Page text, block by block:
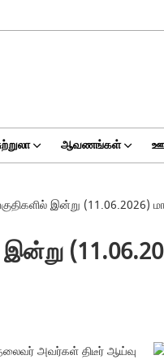
ஆவணங்கள்
பகுதிகளில் இன்று
இன்று
தலைவர் அவர்கள் திடீர் ஆய்வு